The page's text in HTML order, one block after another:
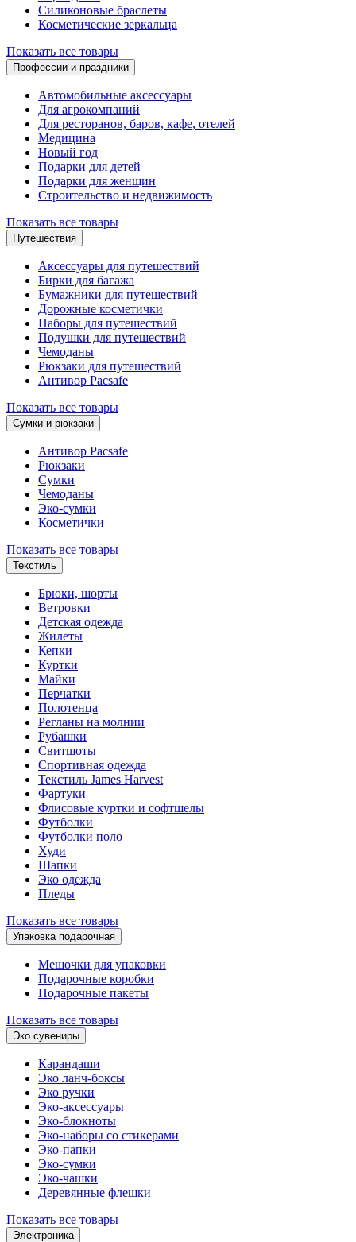
Силиконовые браслеты
Косметические зеркальца
Показать все товары
Профессии и праздники
Автомобильные аксессуары
Для агрокомпаний
Для ресторанов, баров, кафе, отелей
Медицина
Новый год
Подарки для детей
Подарки для женщин
Строительство и недвижимость
Показать все товары
Путешествия
Аксессуары для путешествий
Бирки для багажа
Бумажники для путешествий
Дорожные косметички
Наборы для путешествий
Подушки для путешествий
Чемоданы
Рюкзаки для путешествий
Антивор Pacsafe
Показать все товары
Сумки и рюкзаки
Антивор Pacsafe
Рюкзаки
Сумки
Чемоданы
Эко-сумки
Косметички
Показать все товары
Текстиль
Брюки, шорты
Ветровки
Детская одежда
Жилеты
Кепки
Куртки
Майки
Перчатки
Полотенца
Регланы на молнии
Рубашки
Свитшоты
Спортивная одежда
Текстиль James Harvest
Фартуки
Флисовые куртки и софтшелы
Футболки
Футболки поло
Худи
Шапки
Эко одежда
Пледы
Показать все товары
Упаковка подарочная
Мешочки для упаковки
Подарочные коробки
Подарочные пакеты
Показать все товары
Эко сувениры
Карандаши
Эко ланч-боксы
Эко ручки
Эко-аксессуары
Эко-блокноты
Эко-наборы со стикерами
Эко-папки
Эко-сумки
Эко-чашки
Деревянные флешки
Показать все товары
Электроника